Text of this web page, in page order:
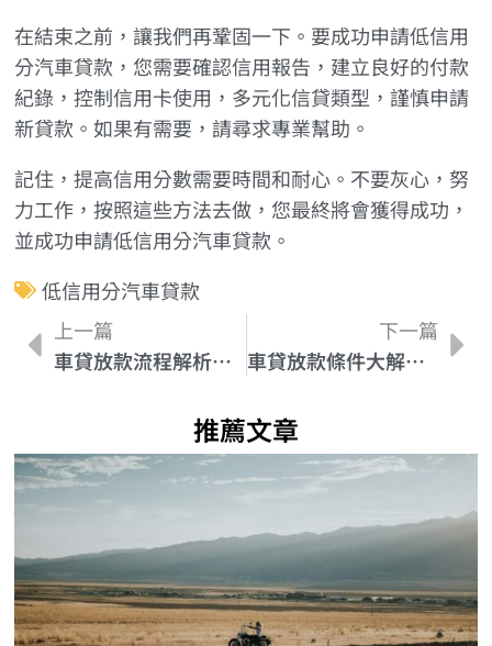
在結束之前，讓我們再鞏固一下。要成功申請低信用
分汽車貸款，您需要確認信用報告，建立良好的付款
紀錄，控制信用卡使用，多元化信貸類型，謹慎申請
新貸款。如果有需要，請尋求專業幫助。
記住，提高信用分數需要時間和耐心。不要灰心，努
力工作，按照這些方法去做，您最終將會獲得成功，
並成功申請低信用分汽車貸款。
低信用分汽車貸款
上一篇
車貸放款流程解析：讓您輕鬆擁有夢想座駕
下一篇
車貸放款條件大解析：滿足申貸資格的必要條件
推薦文章